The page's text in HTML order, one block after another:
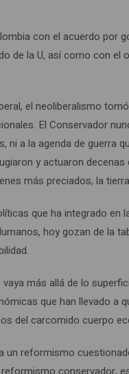
con el acuerdo por
de la U, así como con el
el neoliberalismo
El Conservador
a la agenda de guerra
y actuaron decenas
más preciados, la
que ha integrado en
hoy gozan de la
más allá de lo
que han llevado a
del carcomido cuerpo
reformismo